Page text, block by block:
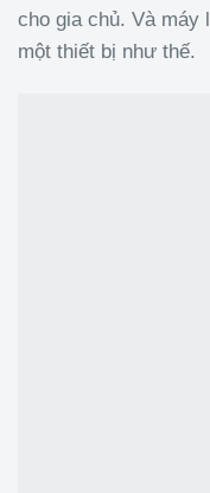
cho gia chủ. Và máy
một thiết bị như thế.